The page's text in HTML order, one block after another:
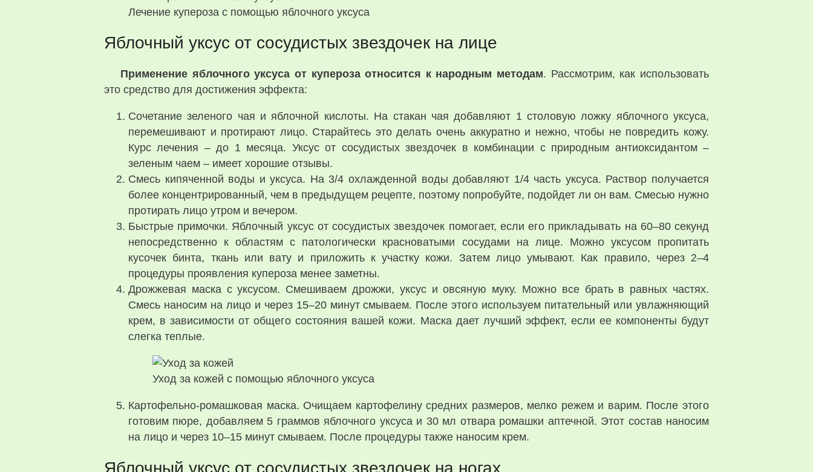
Лечение купероза с помощью яблочного уксуса
Яблочный уксус от сосудистых звездочек на лице
Применение яблочного уксуса от купероза относится к народным методам. Рассмотрим, как использовать
это средство для достижения эффекта:
Сочетание зеленого чая и яблочной кислоты. На стакан чая добавляют 1 столовую ложку яблочного уксуса,
перемешивают и протирают лицо. Старайтесь это делать очень аккуратно и нежно, чтобы не повредить кожу.
Курс лечения – до 1 месяца. Уксус от сосудистых звездочек в комбинации с природным антиоксидантом –
зеленым чаем – имеет хорошие отзывы.
Смесь кипяченной воды и уксуса. На 3/4 охлажденной воды добавляют 1/4 часть уксуса. Раствор получается
более концентрированный, чем в предыдущем рецепте, поэтому попробуйте, подойдет ли он вам. Смесью нужно
протирать лицо утром и вечером.
Быстрые примочки. Яблочный уксус от сосудистых звездочек помогает, если его прикладывать на 60–80 секунд
непосредственно к областям с патологически красноватыми сосудами на лице. Можно уксусом пропитать
кусочек бинта, ткань или вату и приложить к участку кожи. Затем лицо умывают. Как правило, через 2–4
процедуры проявления купероза менее заметны.
Дрожжевая маска с уксусом. Смешиваем дрожжи, уксус и овсяную муку. Можно все брать в равных частях.
Смесь наносим на лицо и через 15–20 минут смываем. После этого используем питательный или увлажняющий
крем, в зависимости от общего состояния вашей кожи. Маска дает лучший эффект, если ее компоненты будут
слегка теплые.
Уход за кожей с помощью яблочного уксуса
Картофельно-ромашковая маска. Очищаем картофелину средних размеров, мелко режем и варим. После этого
готовим пюре, добавляем 5 граммов яблочного уксуса и 30 мл отвара ромашки аптечной. Этот состав наносим
на лицо и через 10–15 минут смываем. После процедуры также наносим крем.
Яблочный уксус от сосудистых звездочек на ногах